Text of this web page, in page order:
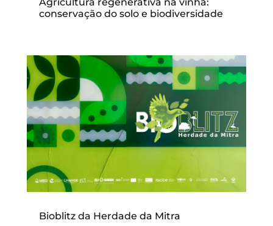
conservação do solo e biodiversidade
Bioblitz da Herdade da Mitra